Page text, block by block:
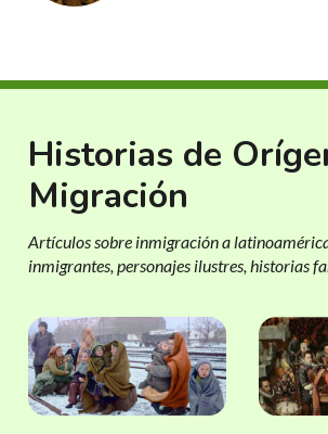
Historias de
Migración
Artículos sobre inmigración a
inmigrantes, personajes ilustres, historias